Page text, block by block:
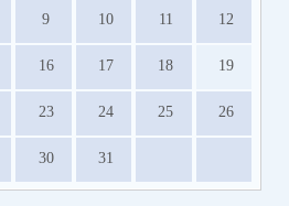
9 10 11 12
16 17 18 19
23 24 25 26
30 31